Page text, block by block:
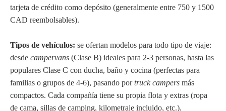
tarjeta de crédito como depósito (generalmente entre 750 y 1500
CAD reembolsables).
Tipos de vehículos: se ofertan modelos para todo tipo de viaje:
desde campervans (Clase B) ideales para 2-3 personas, hasta las
populares Clase C con ducha, baño y cocina (perfectas para
familias o grupos de 4-6), pasando portruck campers más
compactos. Cada compañía tiene su propia flota y extras (ropa
de cama, sillas de camping, kilometraje incluido, etc.).